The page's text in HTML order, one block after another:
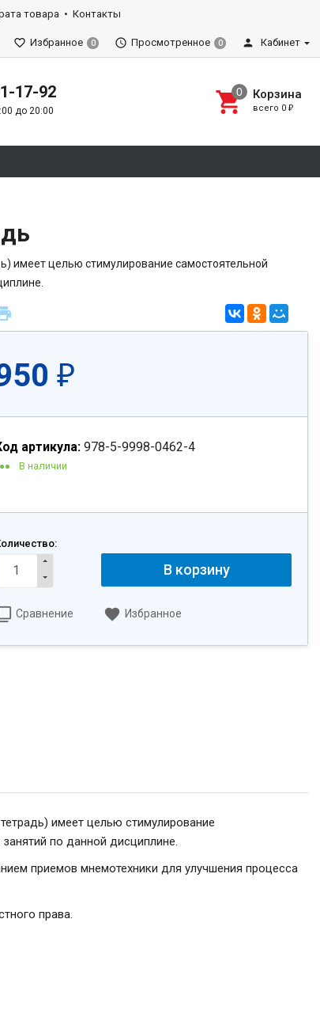
товара Контакты
Избранное 0 Просмотренное 0 Кабинет
17-92
до 20:00
Корзина
всего 0 ₽
имеет целью стимулирование самостоятельной
₽
артикула: 978-5-9998-0462-4
В наличии
В корзину
Сравнение Избранное
имеет целью стимулирование
по данной дисциплине.
приемов мнемотехники для улучшения процесса
права.